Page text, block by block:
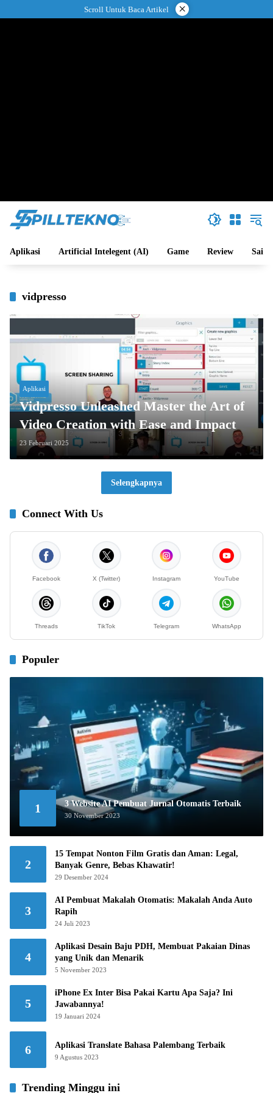
ke
Scroll Untuk Baca Artikel ×
Aplikasi Artificial Intelegent (AI) Game Review Sains
vidpresso
Aplikasi
Vidpresso Unleashed Master the Art of
Video Creation with Ease and Impact
23 Februari 2025
Selengkapnya
Connect With Us
Facebook X (Twitter) Instagram YouTube
Threads TikTok Telegram WhatsApp
Populer
1 3 Website AI Pembuat Jurnal Otomatis Terbaik
30 November 2023
2
15 Tempat Nonton Film Gratis dan Aman: Legal,
Banyak Genre, Bebas Khawatir!
29 Desember 2024
3
AI Pembuat Makalah Otomatis: Makalah Anda Auto
Rapih
24 Juli 2023
4
Aplikasi Desain Baju PDH, Membuat Pakaian Dinas
yang Unik dan Menarik
5 November 2023
5
iPhone Ex Inter Bisa Pakai Kartu Apa Saja? Ini
Jawabannya!
19 Januari 2024
6 Aplikasi Translate Bahasa Palembang Terbaik
9 Agustus 2023
Trending Minggu ini